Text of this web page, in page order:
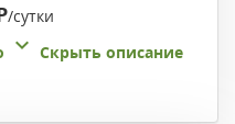
/сутки
Скрыть описание